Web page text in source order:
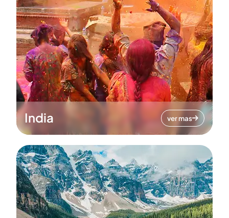
India ver mas